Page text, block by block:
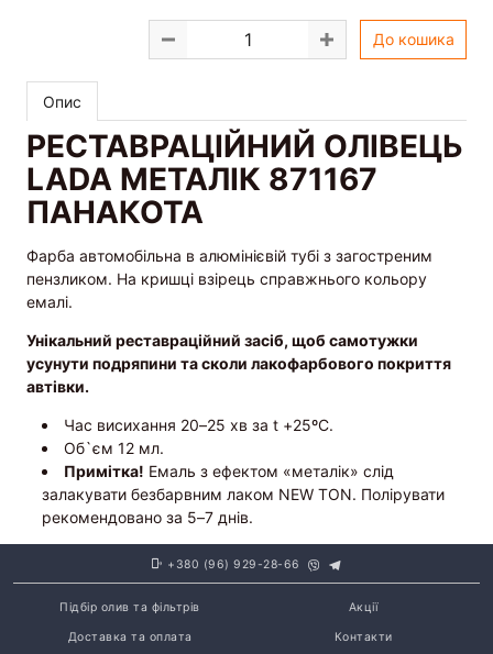
До кошика
Опис
РЕСТАВРАЦІЙНИЙ ОЛІВЕЦЬ
LADA МЕТАЛІК 871167
ПАНАКОТА
Фарба автомобільна в алюмінієвій тубі з загостреним
пензликом. На кришці взірець справжнього кольору
емалі.
Унікальний реставраційний засіб, щоб самотужки
усунути подряпини та сколи лакофарбового покриття
автівки.
Час висихання 20–25 хв за t +25ºС.
Об`єм 12 мл.
Примітка! Емаль з ефектом «металік» слід
залакувати безбарвним лаком NEW TON. Полірувати
рекомендовано за 5–7 днів.
+380 (96) 929-28-66
Підбір олив та фільтрів Акції
Доставка та оплата Контакти